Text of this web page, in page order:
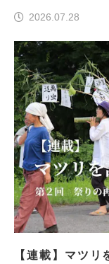
2026.07.28
【連載】マツ